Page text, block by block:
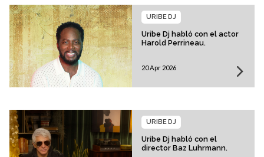
Uribe Dj habló con el actor
Harold Perrineau.
URIBE DJ
20 Apr 2026
Uribe Dj habló con el
director Baz Luhrmann.
URIBE DJ